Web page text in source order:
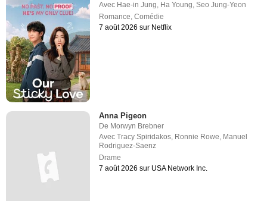
Avec Hae-in Jung, Ha Young,Seo Jung-Yeon
Romance,Comédie
7 août 2026 sur Netflix
Anna Pigeon
De Morwyn Brebner
AvecTracy Spiridakos Ronnie Rowe Manuel
Rodriguez-Saenz
Drame
7 août 2026 sur USA Network Inc.